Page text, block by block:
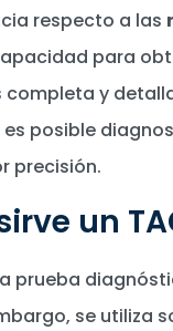
respecto a las
para
completa y
es posible
precisión.
un
prueba
se utiliza